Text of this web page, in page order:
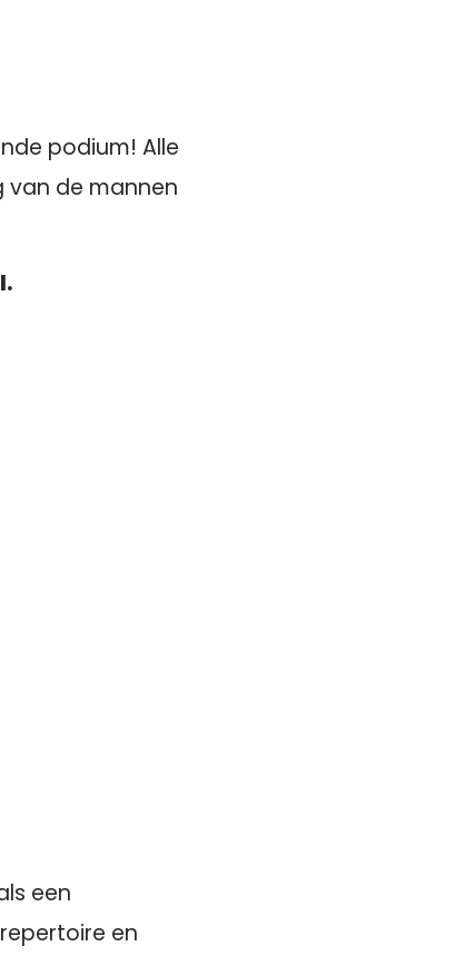
podium! Alle
van de mannen
een
en